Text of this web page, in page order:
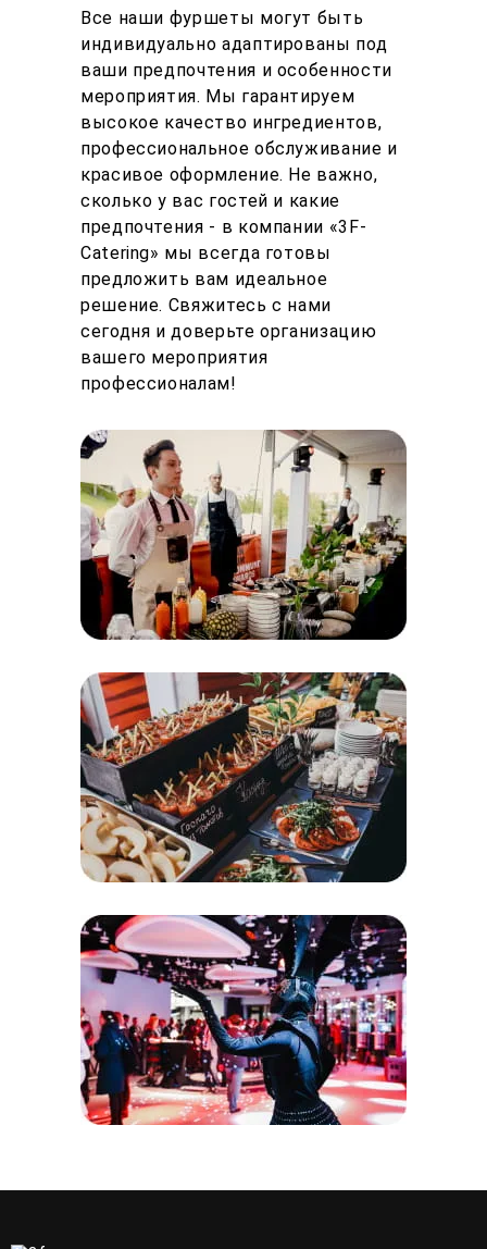
Все наши фуршеты могут быть
индивидуально адаптированы под
ваши предпочтения и особенности
мероприятия. Мы гарантируем
высокое качество ингредиентов,
профессиональное обслуживание и
красивое оформление. Не важно,
сколько у вас гостей и какие
предпочтения - в компании «3F-
Catering» мы всегда готовы
предложить вам идеальное
решение. Свяжитесь с нами
сегодня и доверьте организацию
вашего мероприятия
профессионалам!